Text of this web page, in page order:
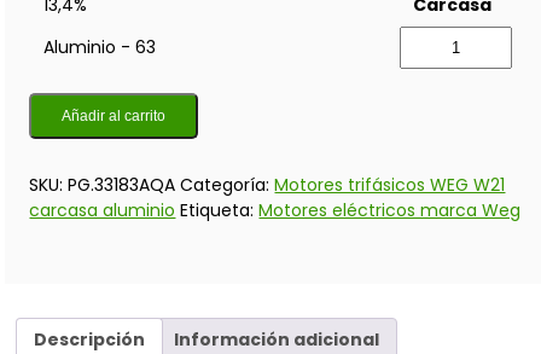
13,4%
Carcasa
Aluminio - 63
Añadir al carrito
SKU:PG.33183AQA Categoría:Motores trifásicos WEG W21
carcasa aluminio Etiqueta:Motores eléctricos marca Weg
Descripción
Información adicional